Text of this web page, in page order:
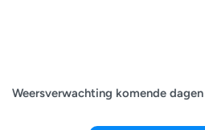
Weersverwachting komende dagen